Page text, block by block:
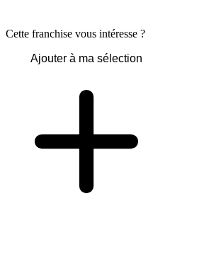
Cette franchise vous intéresse ?
Ajouter à ma sélection